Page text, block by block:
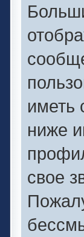
иметь
ниже
свое